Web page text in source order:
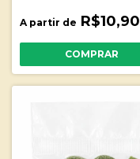
A partir de R$10,90
COMPRAR